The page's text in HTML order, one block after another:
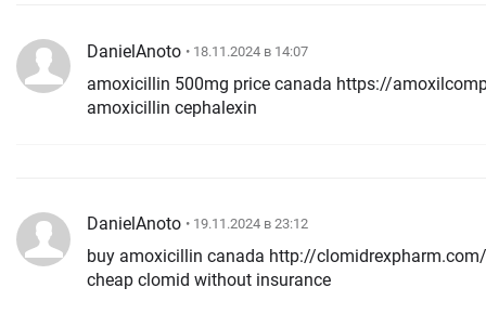
DanielAnoto • 18.11.2024 в 14:07
amoxicillin 500mg price canada https://
amoxicillin cephalexin
DanielAnoto • 19.11.2024 в 23:12
buy amoxicillin canada http://
cheap clomid without insurance